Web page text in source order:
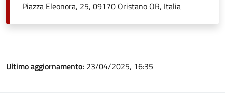
Piazza Eleonora, 25, 09170 Oristano OR, Italia
Ultimo aggiornamento: 23/04/2025, 16:35